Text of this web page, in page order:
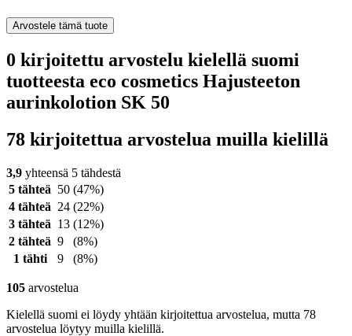
Arvostele tämä tuote
0 kirjoitettu arvostelu kielellä suomi
tuotteesta eco cosmetics Hajusteeton
aurinkolotion SK 50
78 kirjoitettua arvostelua muilla kielillä
3,9 yhteensä 5 tähdestä
5 tähteä 50 (47%)
4 tähteä 24 (22%)
3 tähteä 13 (12%)
2 tähteä 9
(8%)
1 tähti
9 (8%)
105 arvostelua
Kielellä suomi ei löydy yhtään kirjoitettua arvostelua, mutta 78
arvostelua löytyy muilla kielillä.